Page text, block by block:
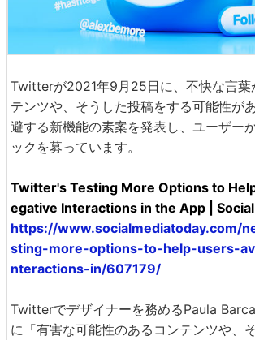
Twitterが2021年9月25日に、不快な言葉
テンツや、そうした投稿をする可能性が
避する新機能の素案を発表し、ユーザー
ックを募っています。
Twitter's Testing More Options to
egative Interactions in the App |
https://www.socialmediatoday.com/
sting-more-options-to-help-users-
nteractions-in/607179/
Twitterでデザイナーを務めるPaula
に「有害な可能性のあるコンテンツや、